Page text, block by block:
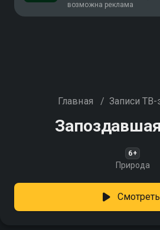
возможна реклама
Главная / Записи
6+
Природа
Смотреть